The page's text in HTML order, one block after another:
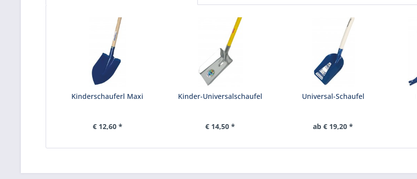
Kinderschauferl Maxi
€ 12,60 *
Kinder-Universalschaufel
€ 14,50 *
Universal-Schaufel
ab € 19,20 *